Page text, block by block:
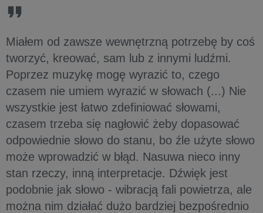
Miałem od zawsze wewnętrzną potrzebę by coś
tworzyć, kreować, sam lub z innymi ludźmi.
Poprzez muzykę mogę wyrazić to, czego
czasem nie umiem wyrazić w słowach (...) Nie
wszystkie jest łatwo zdefiniować słowami,
czasem trzeba się nagłowić żeby dopasować
odpowiednie słowo do stanu, bo źle użyte słowo
może wprowadzić w błąd. Nasuwa nieco inny
stan rzeczy, inną interpretacje. Dźwięk jest
podobnie jak słowo - wibracją fali powietrza, ale
można nim działać dużo bardziej bezpośrednio